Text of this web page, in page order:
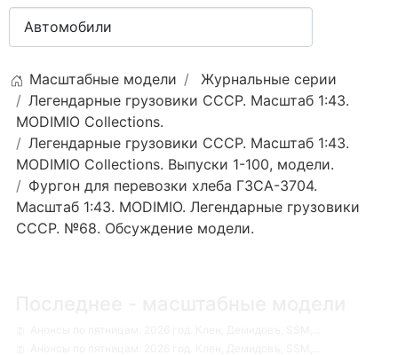
Масштабные модели
Журнальные серии
Легендарные грузовики СССР. Масштаб 1:43.
MODIMIO Collections.
Легендарные грузовики СССР. Масштаб 1:43.
MODIMIO Collections. Выпуски 1-100, модели.
Фургон для перевозки хлеба ГЗСА-3704.
Масштаб 1:43. MODIMIO. Легендарные грузовики
СССР. №68. Обсуждение модели.